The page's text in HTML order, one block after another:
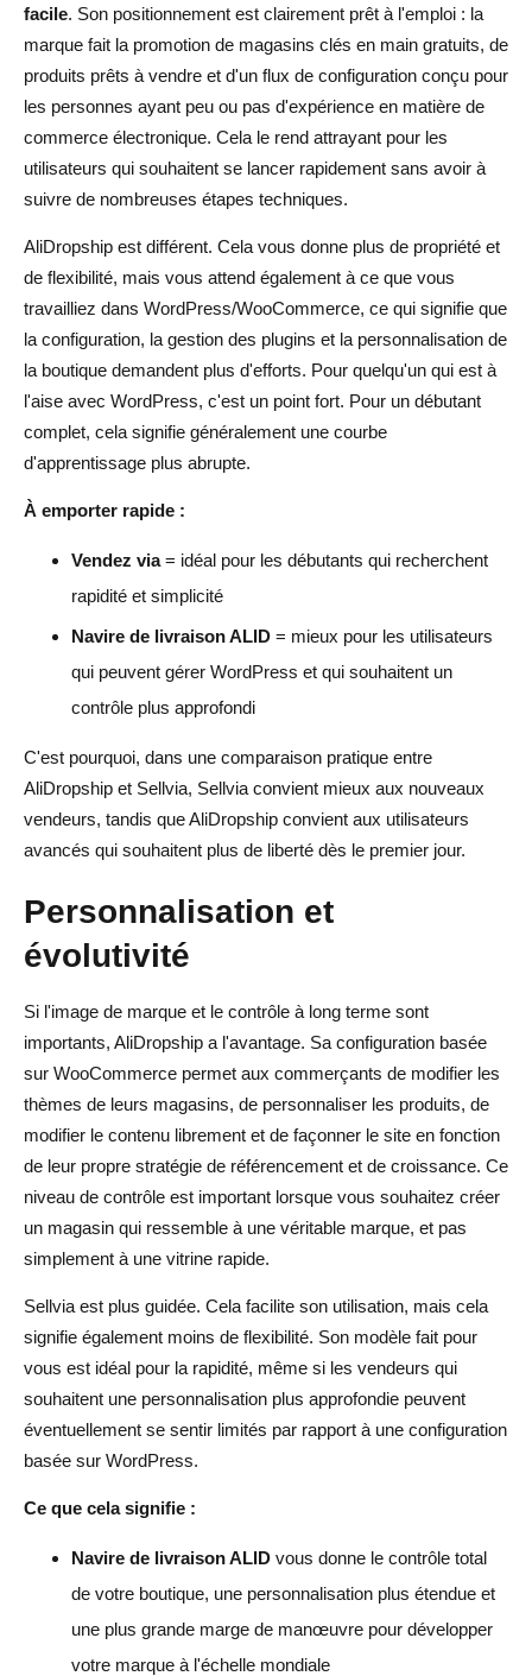
facile. Son positionnement est clairement prêt à l'emploi : la
marque fait la promotion de magasins clés en main gratuits, de
produits prêts à vendre et d'un flux de configuration conçu pour
les personnes ayant peu ou pas d'expérience en matière de
commerce électronique. Cela le rend attrayant pour les
utilisateurs qui souhaitent se lancer rapidement sans avoir à
suivre de nombreuses étapes techniques.
AliDropship est différent. Cela vous donne plus de propriété et
de flexibilité, mais vous attend également à ce que vous
travailliez dans WordPress/WooCommerce, ce qui signifie que
la configuration, la gestion des plugins et la personnalisation de
la boutique demandent plus d'efforts. Pour quelqu'un qui est à
l'aise avec WordPress, c'est un point fort. Pour un débutant
complet, cela signifie généralement une courbe
d'apprentissage plus abrupte.
À emporter rapide :
Vendez via= idéal pour les débutants qui recherchent
rapidité et simplicité
Navire de livraison ALID = mieux pour les utilisateurs
qui peuvent gérer WordPress et qui souhaitent un
contrôle plus approfondi
C'est pourquoi, dans une comparaison pratique entre
AliDropship et Sellvia, Sellvia convient mieux aux nouveaux
vendeurs, tandis que AliDropship convient aux utilisateurs
avancés qui souhaitent plus de liberté dès le premier jour.
Personnalisation et
évolutivité
Si l'image de marque et le contrôle à long terme sont
importants, AliDropship a l'avantage. Sa configuration basée
sur WooCommerce permet aux commerçants de modifier les
thèmes de leurs magasins, de personnaliser les produits, de
modifier le contenu librement et de façonner le site en fonction
de leur propre stratégie de référencement et de croissance. Ce
niveau de contrôle est important lorsque vous souhaitez créer
un magasin qui ressemble à une véritable marque, et pas
simplement à une vitrine rapide.
Sellvia est plus guidée. Cela facilite son utilisation, mais cela
signifie également moins de flexibilité. Son modèle fait pour
vous est idéal pour la rapidité, même si les vendeurs qui
souhaitent une personnalisation plus approfondie peuvent
éventuellement se sentir limités par rapport à une configuration
basée sur WordPress.
Ce que cela signifie :
Navire de livraison ALID vous donne le contrôle total
de votre boutique, une personnalisation plus étendue et
une plus grande marge de manœuvre pour développer
votre marque à l'échelle mondiale